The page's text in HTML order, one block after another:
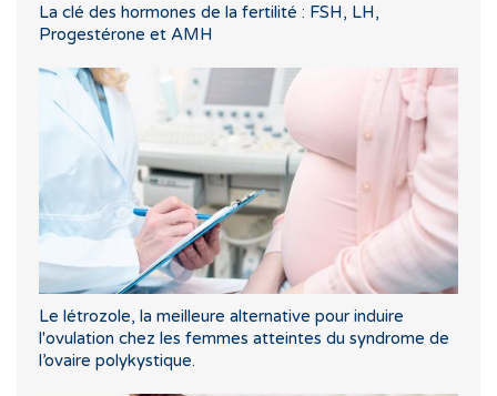
La clé des hormones de la fertilité : FSH, LH,
Progestérone et AMH
Le létrozole, la meilleure alternative pour induire
l'ovulation chez les femmes atteintes du syndrome de
l’ovaire polykystique.